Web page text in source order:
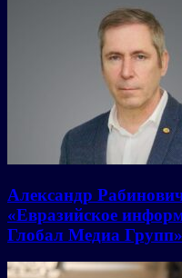
Александр
«Евразийское
Глобал Медиа Групп»